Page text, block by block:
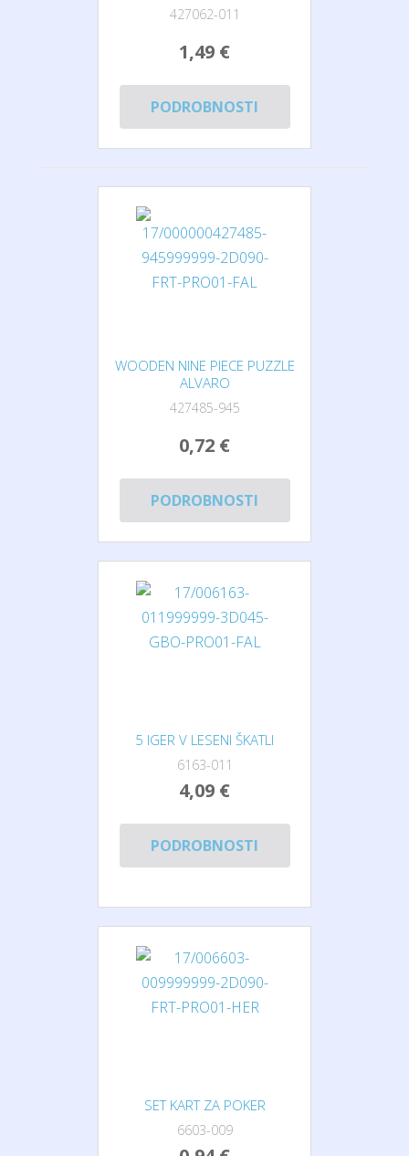
427062-011
1,49 €
PODROBNOSTI
WOODEN NINE PIECE PUZZLE
ALVARO
427485-945
0,72 €
PODROBNOSTI
5 IGER V LESENI ŠKATLI
6163-011
4,09 €
PODROBNOSTI
SET KART ZA POKER
6603-009